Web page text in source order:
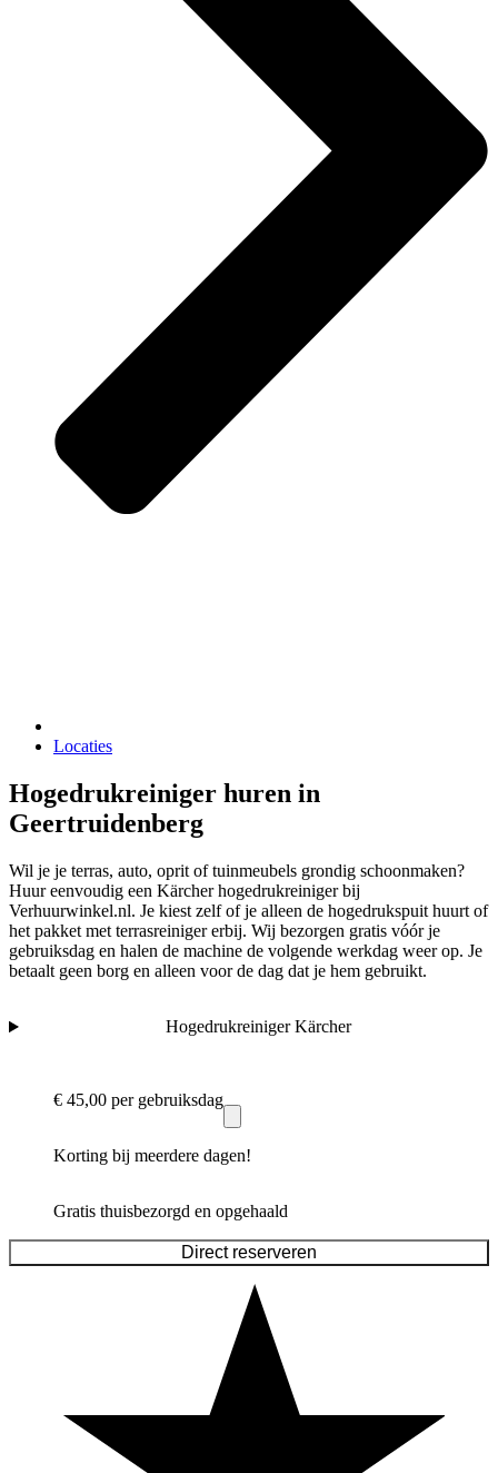
Locaties
Hogedrukreiniger huren in
Geertruidenberg
Wil je je terras, auto, oprit of tuinmeubels grondig schoonmaken?
Huur eenvoudig een Kärcher hogedrukreiniger bij
Verhuurwinkel.nl. Je kiest zelf of je alleen de hogedrukspuit huurt of
het pakket met terrasreiniger erbij. Wij bezorgen gratis vóór je
gebruiksdag en halen de machine de volgende werkdag weer op. Je
betaalt geen borg en alleen voor de dag dat je hem gebruikt.
Hogedrukreiniger Kärcher
€ 45,00 per gebruiksdag
Korting bij meerdere dagen!
Gratis thuisbezorgd en opgehaald
Direct reserveren